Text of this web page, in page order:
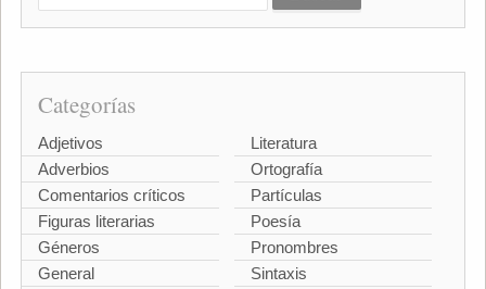
Categorías
Adjetivos
Adverbios
Comentarios críticos
Figuras literarias
Géneros
General
Literatura
Ortografía
Partículas
Poesía
Pronombres
Sintaxis